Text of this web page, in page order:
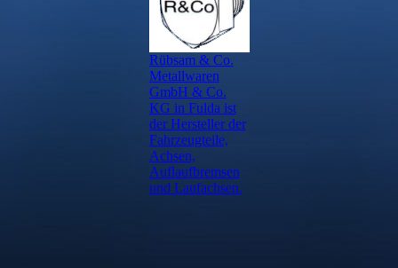
Rübsam & Co.
Metallwaren
GmbH & Co.
KG in Fulda ist
der Hersteller der
Fahrzeugteile,
Achsen,
Auflaufbremsen
und Laufachsen.